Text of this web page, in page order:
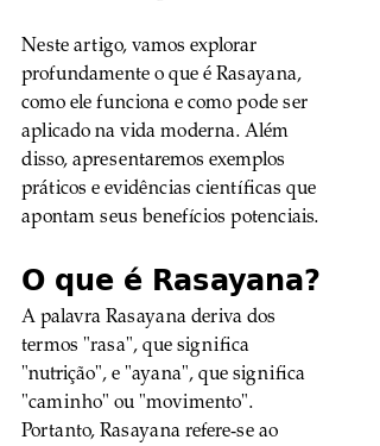
Neste artigo, vamos explorar
profundamente o que é Rasayana,
como ele funciona e como pode ser
aplicado na vida moderna. Além
disso, apresentaremos exemplos
práticos e evidências científicas que
apontam seus benefícios potenciais.
O que é Rasayana?
A palavra Rasayana deriva dos
termos "rasa", que significa
"nutrição", e "ayana", que significa
"caminho" ou "movimento".
Portanto, Rasayana refere-se ao